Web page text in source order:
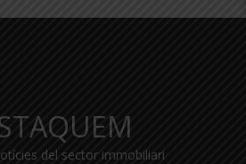
del sector immobiliari